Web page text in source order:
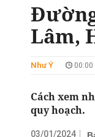
Lâm,
Như Ý
Cách xem
quy hoạch.
03/01/2024